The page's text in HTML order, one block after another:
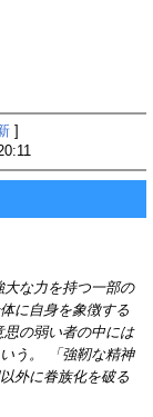
]
な力を持つ一部の
に自身を象徴する
の弱い者の中には
う。 「強靭な精神
外に眷族化を破る